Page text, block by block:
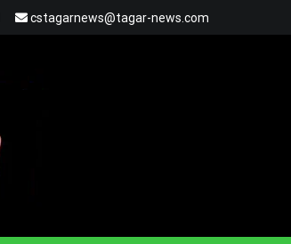
cstagarnews@tagar-news.com